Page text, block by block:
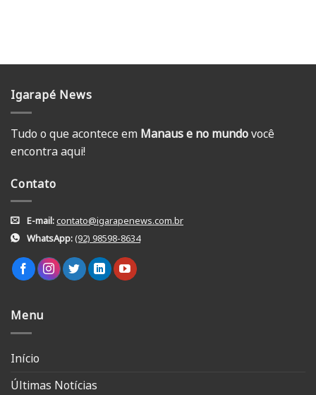
Igarapé News
Tudo o que acontece em Manaus e no mundovocê
encontra aqui!
Contato
E-mail:contato@igarapenews.com.br
WhatsApp:(92) 98598-8634
Menu
Início
Últimas Notícias